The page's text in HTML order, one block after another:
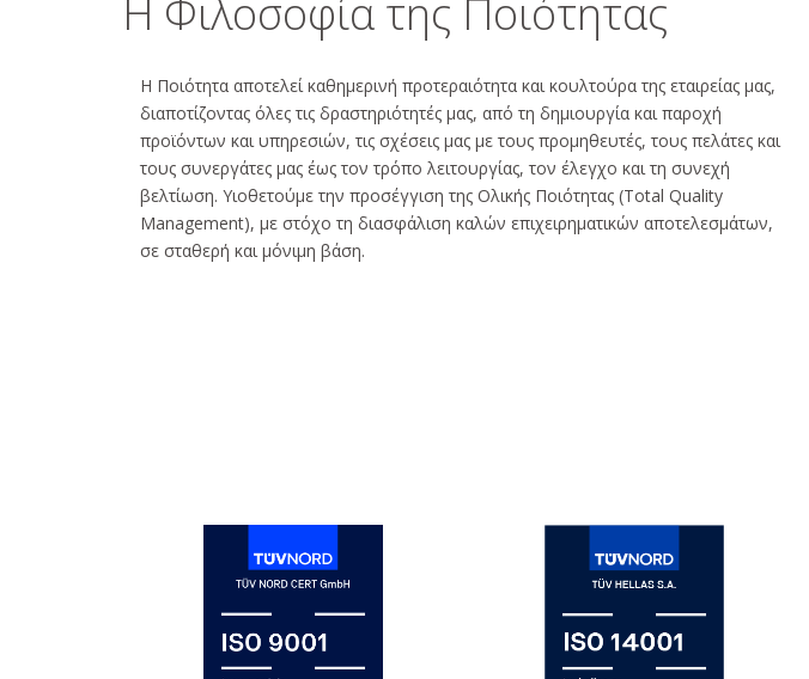
Η Φιλοσοφία της Ποιότητας
Η Ποιότητα αποτελεί καθημερινή προτεραιότητα και κουλτούρα της εταιρείας μας,
διαποτίζοντας όλες τις δραστηριότητές μας, από τη δημιουργία και παροχή
προϊόντων και υπηρεσιών, τις σχέσεις μας με τους προμηθευτές, τους πελάτες και
τους συνεργάτες μας έως τον τρόπο λειτουργίας, τον έλεγχο και τη συνεχή
βελτίωση. Υιοθετούμε την προσέγγιση της Ολικής Ποιότητας (Total Quality
Management), με στόχο τη διασφάλιση καλών επιχειρηματικών αποτελεσμάτων,
σε σταθερή και μόνιμη βάση.